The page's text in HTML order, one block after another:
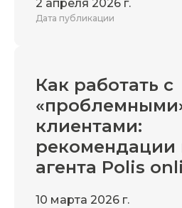
2 апреля 2026 г.
Дата публикации
Как работать с
клиентами:
рекомендации
агента Polis
10 марта 2026 г.